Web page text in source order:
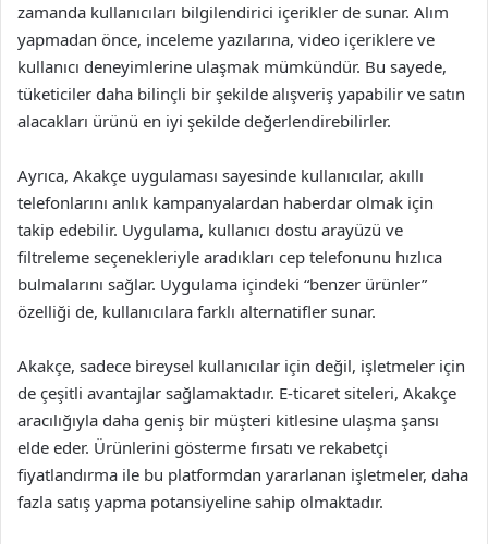
zamanda kullanıcıları bilgilendirici içerikler de sunar. Alım
yapmadan önce, inceleme yazılarına, video içeriklere ve
kullanıcı deneyimlerine ulaşmak mümkündür. Bu sayede,
tüketiciler daha bilinçli bir şekilde alışveriş yapabilir ve satın
alacakları ürünü en iyi şekilde değerlendirebilirler.
Ayrıca, Akakçe uygulaması sayesinde kullanıcılar, akıllı
telefonlarını anlık kampanyalardan haberdar olmak için
takip edebilir. Uygulama, kullanıcı dostu arayüzü ve
filtreleme seçenekleriyle aradıkları cep telefonunu hızlıca
bulmalarını sağlar. Uygulama içindeki “benzer ürünler”
özelliği de, kullanıcılara farklı alternatifler sunar.
Akakçe, sadece bireysel kullanıcılar için değil, işletmeler için
de çeşitli avantajlar sağlamaktadır. E-ticaret siteleri, Akakçe
aracılığıyla daha geniş bir müşteri kitlesine ulaşma şansı
elde eder. Ürünlerini gösterme fırsatı ve rekabetçi
fiyatlandırma ile bu platformdan yararlanan işletmeler, daha
fazla satış yapma potansiyeline sahip olmaktadır.